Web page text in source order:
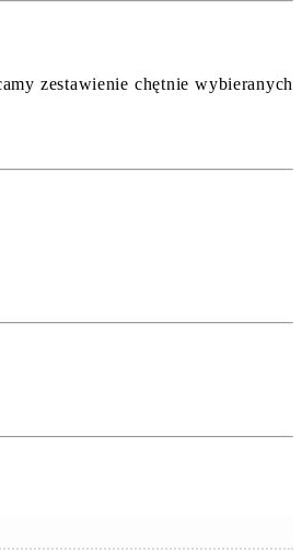
zestawienie chętnie wybieranych